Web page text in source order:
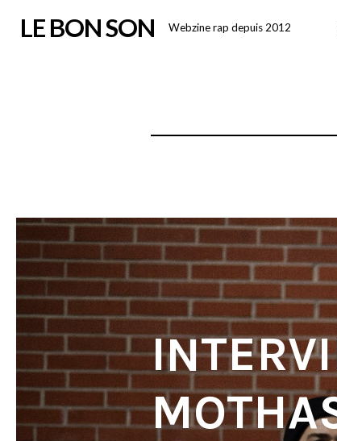
LE BON SON Webzine rap depuis 2012